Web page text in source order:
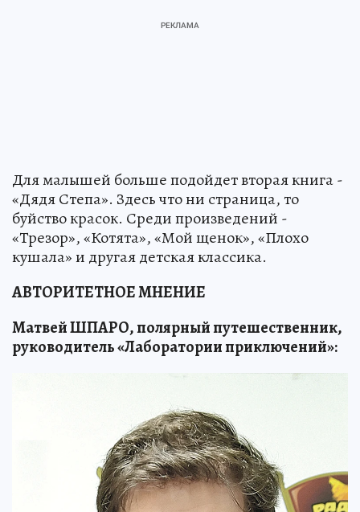
Для малышей больше подойдет вторая книга -
«Дядя Степа». Здесь что ни страница, то
буйство красок. Среди произведений -
«Трезор», «Котята», «Мой щенок», «Плохо
кушала» и другая детская классика.
АВТОРИТЕТНОЕ МНЕНИЕ
Матвей ШПАРО, полярный путешественник,
руководитель «Лаборатории приключений»: